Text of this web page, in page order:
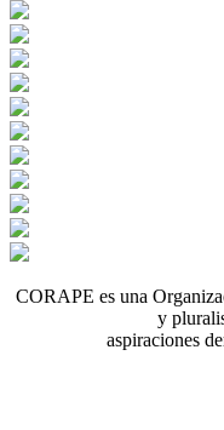
CORAPE es una
y
aspiraciones